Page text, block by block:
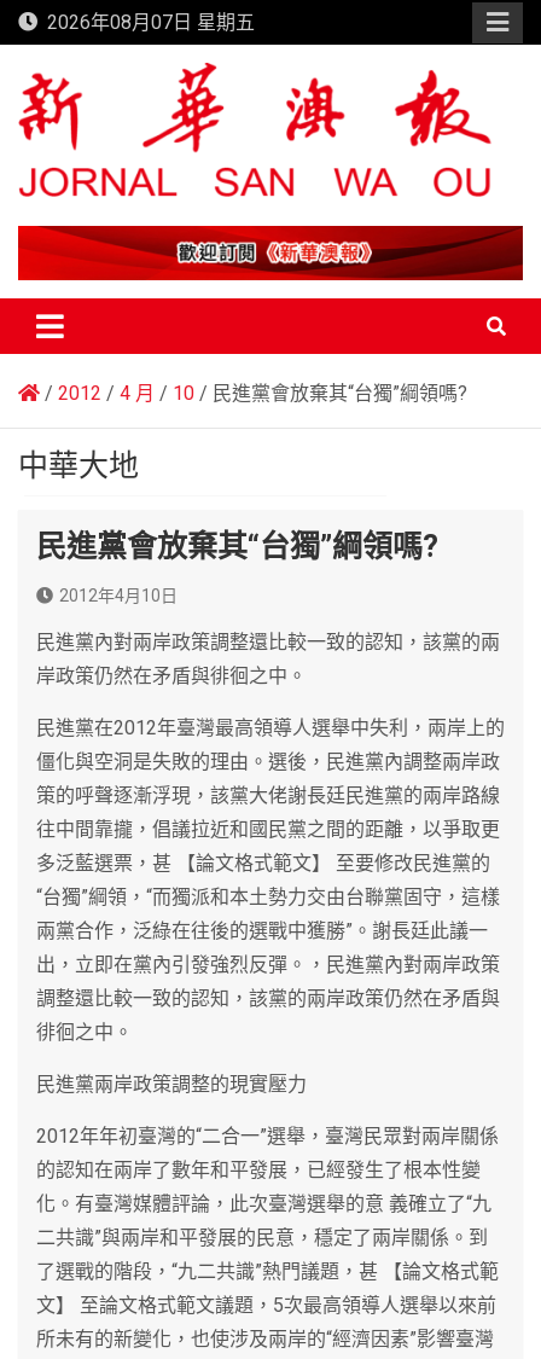
Skip
to
content
2026年08月07日 星期五
新華澳報
2012 4 月 10 民進黨會放棄其“台獨”綱領嗎?
中華大地
民進黨會放棄其“台獨”綱領嗎?
2012年4月10日
民進黨內對兩岸政策調整還比較一致的認知，該黨的兩
岸政策仍然在矛盾與徘徊之中。
民進黨在2012年臺灣最高領導人選舉中失利，兩岸上的
僵化與空洞是失敗的理由。選後，民進黨內調整兩岸政
策的呼聲逐漸浮現，該黨大佬謝長廷民進黨的兩岸路線
往中間靠攏，倡議拉近和國民黨之間的距離，以爭取更
多泛藍選票，甚 【論文格式範文】 至要修改民進黨的
“台獨”綱領，“而獨派和本土勢力交由台聯黨固守，這樣
兩黨合作，泛綠在往後的選戰中獲勝”。謝長廷此議一
出，立即在黨內引發強烈反彈。，民進黨內對兩岸政策
調整還比較一致的認知，該黨的兩岸政策仍然在矛盾與
徘徊之中。
民進黨兩岸政策調整的現實壓力
2012年年初臺灣的“二合一”選舉，臺灣民眾對兩岸關係
的認知在兩岸了數年和平發展，已經發生了根本性變
化。有臺灣媒體評論，此次臺灣選舉的意 義確立了“九
二共識”與兩岸和平發展的民意，穩定了兩岸關係。到
了選戰的階段，“九二共識”熱門議題，甚 【論文格式範
文】 至論文格式範文議題，5次最高領導人選舉以來前
所未有的新變化，也使涉及兩岸的“經濟因素”影響臺灣